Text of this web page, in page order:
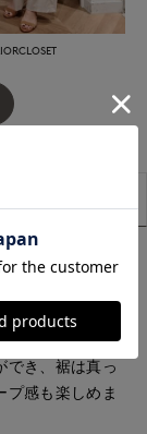
ーディガン。
と羽織るだけ
っぷりとしたシ
でき、裾は真っ
プ感も楽しめま